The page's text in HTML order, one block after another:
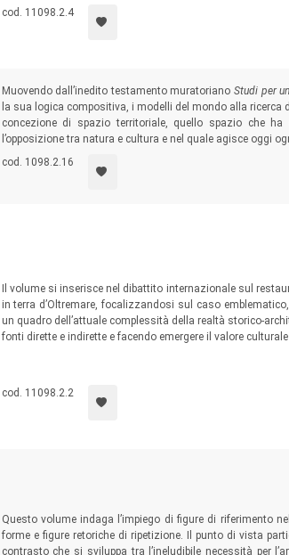
cod. 11098.2.4
Muovendo dall’inedito testamento muratorianoStudi per
la sua logica compositiva, i modelli del mondo alla
concezione di spazio territoriale, quello spazio che
l’opposizione tra natura e cultura e nel quale agisce oggi
cod. 1098.2.16
Il volume si inserisce nel dibattito internazionale sul
in terra d’Oltremare, focalizzandosi sul caso
un quadro dell’attuale complessità della realtà storico-
fonti dirette e indirette e facendo emergere il valore
cod. 11098.2.2
Questo volume indaga l’impiego di figure di riferimento
forme e figure retoriche di ripetizione. Il punto di vista
contrasto che si sviluppa tra l’ineludibile necessità per